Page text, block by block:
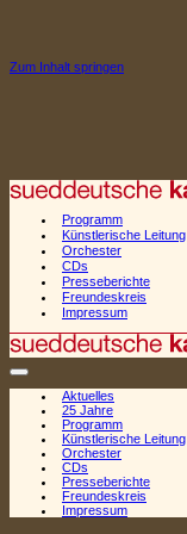
Zum Inhalt springen
Programm
Künstlerische Leitung
Orchester
CDs
Presseberichte
Freundeskreis
Impressum
Navigationsmenü
Aktuelles
25 Jahre
Programm
Künstlerische Leitung
Orchester
CDs
Presseberichte
Freundeskreis
Impressum